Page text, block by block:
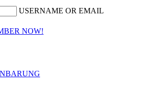
USERNAME OR EMAIL
NOW!